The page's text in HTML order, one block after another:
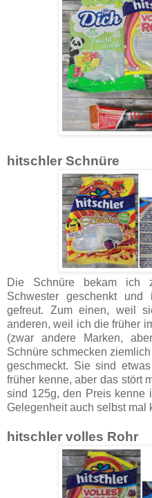
hitschler Schnüre
Die Schnüre bekam ich
Schwester geschenkt
gefreut. Zum einen, weil
anderen, weil ich die früher
(zwar andere Marken,
Schnüre schmecken
geschmeckt. Sie sind
früher kenne, aber das stört
sind 125g, den Preis kenne
Gelegenheit auch selbst mal
hitschler volles Rohr